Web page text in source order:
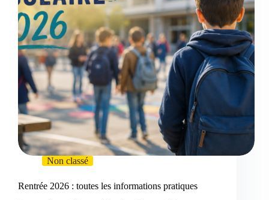
Non classé
Rentrée 2026 : toutes les informations pratiques